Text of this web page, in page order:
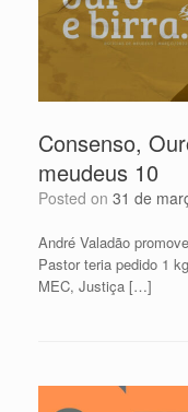
Consenso,
meudeus 10
Posted on 31 de
André Valadão
Pastor teria pedido 1
MEC, Justiça […]